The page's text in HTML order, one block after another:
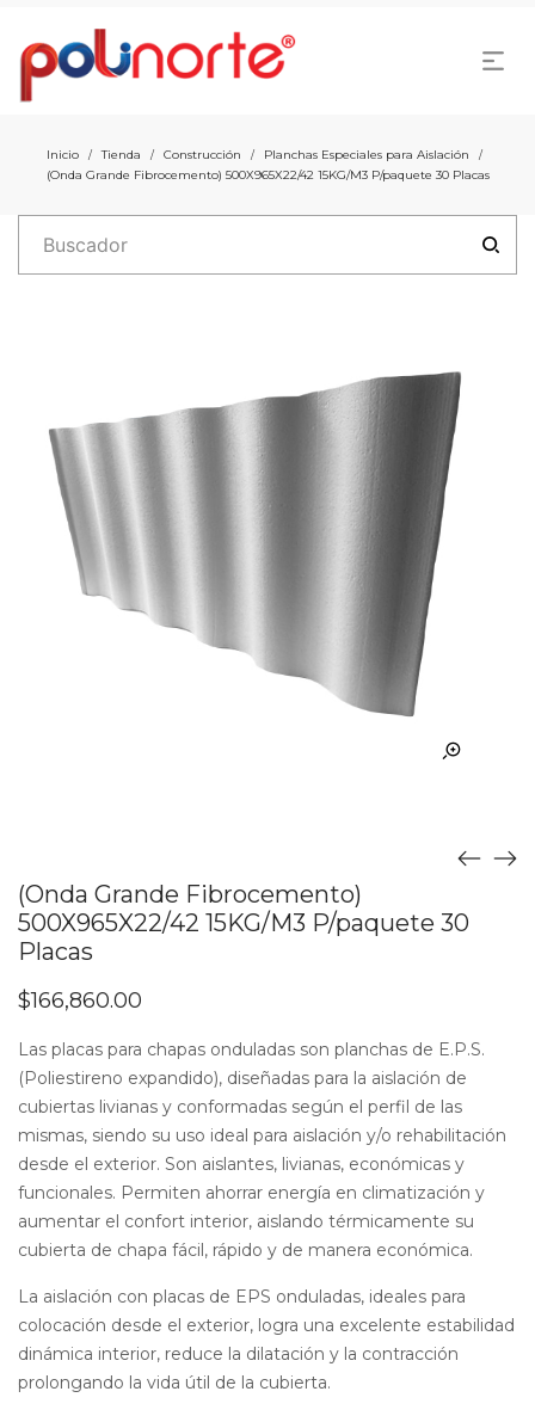
Inicio / Tienda / Construcción / Planchas Especiales para Aislación /
(Onda Grande Fibrocemento) 500X965X22/42 15KG/M3 P/paquete 30 Placas
(Onda Grande Fibrocemento)
500X965X22/42 15KG/M3 P/paquete 30
Placas
$166,860.00
Las placas para chapas onduladas son planchas de E.P.S.
(Poliestireno expandido), diseñadas para la aislación de
cubiertas livianas y conformadas según el perfil de las
mismas, siendo su uso ideal para aislación y/o rehabilitación
desde el exterior. Son aislantes, livianas, económicas y
funcionales. Permiten ahorrar energía en climatización y
aumentar el confort interior, aislando térmicamente su
cubierta de chapa fácil, rápido y de manera económica.
La aislación con placas de EPS onduladas, ideales para
colocación desde el exterior, logra una excelente estabilidad
dinámica interior, reduce la dilatación y la contracción
prolongando la vida útil de la cubierta.